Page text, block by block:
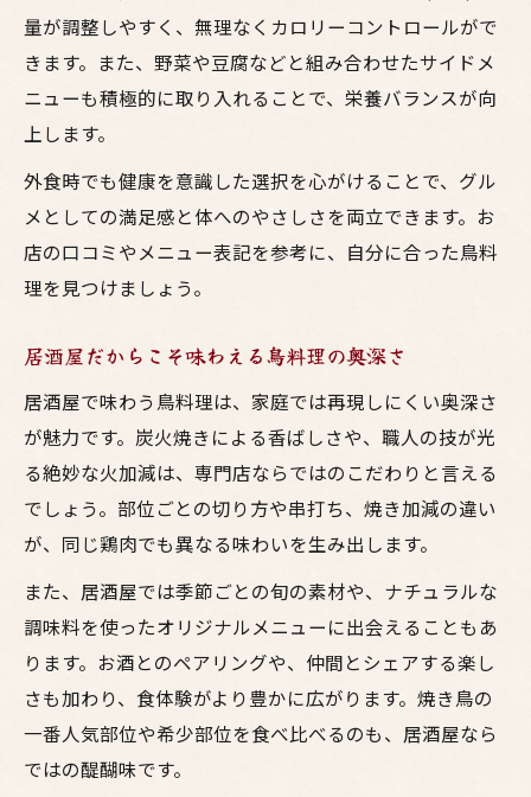
量が調整しやすく、無理なくカロリーコントロールがで
きます。また、野菜や豆腐などと組み合わせたサイドメ
ニューも積極的に取り入れることで、栄養バランスが向
上します。
外食時でも健康を意識した選択を心がけることで、グル
メとしての満足感と体へのやさしさを両立できます。お
店の口コミやメニュー表記を参考に、自分に合った鳥料
理を見つけましょう。
居酒屋だからこそ味わえる鳥料理の奥深さ
居酒屋で味わう鳥料理は、家庭では再現しにくい奥深さ
が魅力です。炭火焼きによる香ばしさや、職人の技が光
る絶妙な火加減は、専門店ならではのこだわりと言える
でしょう。部位ごとの切り方や串打ち、焼き加減の違い
が、同じ鶏肉でも異なる味わいを生み出します。
また、居酒屋では季節ごとの旬の素材や、ナチュラルな
調味料を使ったオリジナルメニューに出会えることもあ
ります。お酒とのペアリングや、仲間とシェアする楽し
さも加わり、食体験がより豊かに広がります。焼き鳥の
一番人気部位や希少部位を食べ比べるのも、居酒屋なら
ではの醍醐味です。